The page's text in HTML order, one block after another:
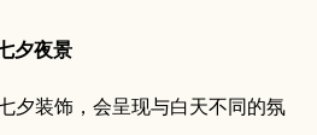
夕夜景
夕装饰，会呈现与白天不同的氛